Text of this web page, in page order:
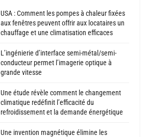
USA : Comment les pompes à chaleur fixées
aux fenêtres peuvent offrir aux locataires un
chauffage et une climatisation efficaces
L’ingénierie d’interface semi-métal/semi-
conducteur permet l’imagerie optique à
grande vitesse
Une étude révèle comment le changement
climatique redéfinit l’efficacité du
refroidissement et la demande énergétique
Une invention magnétique élimine les